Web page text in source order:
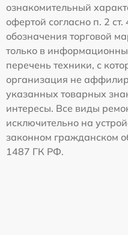
ознакомительный
офертой согласно п. 2
обозначения торговой
только в
перечень техники, с
организация не
указанных товарных
интересы. Все виды
исключительно на
законном гражданском
1487 ГК РФ.